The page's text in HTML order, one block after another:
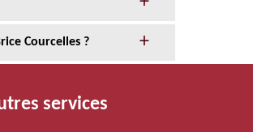
Courcelles ?
services